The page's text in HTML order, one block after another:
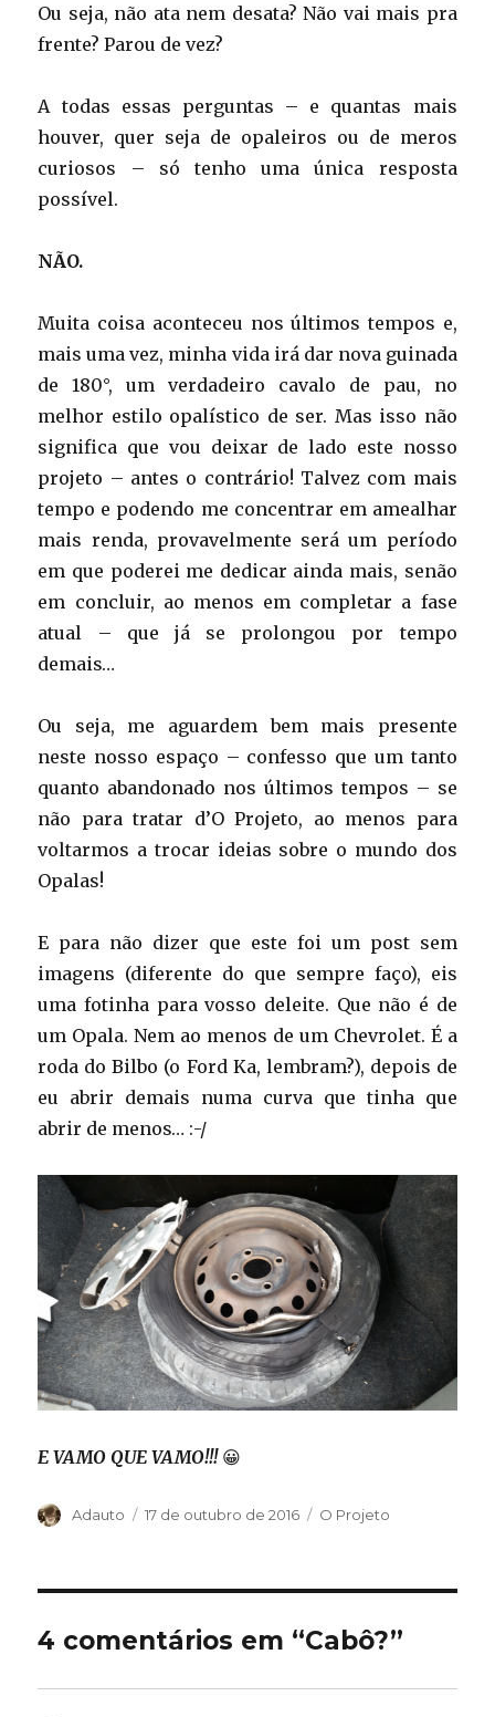
Ou seja, não ata nem desata? Não vai mais pra
frente? Parou de vez?
A todas essas perguntas – e quantas mais
houver, quer seja de opaleiros ou de meros
curiosos – só tenho uma única resposta
possível.
NÃO.
Muita coisa aconteceu nos últimos tempos e,
mais uma vez, minha vida irá dar nova guinada
de 180°, um verdadeiro cavalo de pau, no
melhor estilo opalístico de ser. Mas isso não
significa que vou deixar de lado este nosso
projeto – antes o contrário! Talvez com mais
tempo e podendo me concentrar em amealhar
mais renda, provavelmente será um período
em que poderei me dedicar ainda mais, senão
em concluir, ao menos em completar a fase
atual – que já se prolongou por tempo
demais…
Ou seja, me aguardem bem mais presente
neste nosso espaço – confesso que um tanto
quanto abandonado nos últimos tempos – se
não para tratar d’O Projeto, ao menos para
voltarmos a trocar ideias sobre o mundo dos
Opalas!
E para não dizer que este foi um post sem
imagens (diferente do que sempre faço), eis
uma fotinha para vosso deleite. Que não é de
um Opala. Nem ao menos de um Chevrolet. É a
roda do Bilbo (o Ford Ka, lembram?), depois de
eu abrir demais numa curva que tinha que
abrir de menos… :-/
E VAMO QUE VAMO!!!😀
Autor
Adauto
Publicado
17 de outubro de 2016 Categorias
O Projeto
4 comentários em “Cabô?”